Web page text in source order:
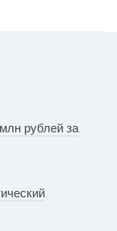
рублей за